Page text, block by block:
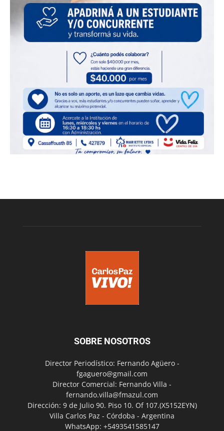
SOBRE NOSOTROS
Director Periodístico: Fernando Agüero -
fgaguero@gmail.com
Director Comercial: Fernando Villa -
fernando.villa@fmazul.com
Dirección: 9 de Julio 90. Piso 10. Of 107.(X5152EYN)
Villa Carlos Paz - Córdoba - Argentina
WhatsApp: +5493541585147